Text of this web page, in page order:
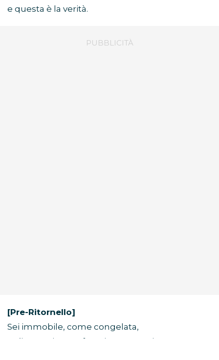
e questa è la verità.
[Pre-Ritornello]
Sei immobile, come congelata,
un’immagine perfetta in una cornice.